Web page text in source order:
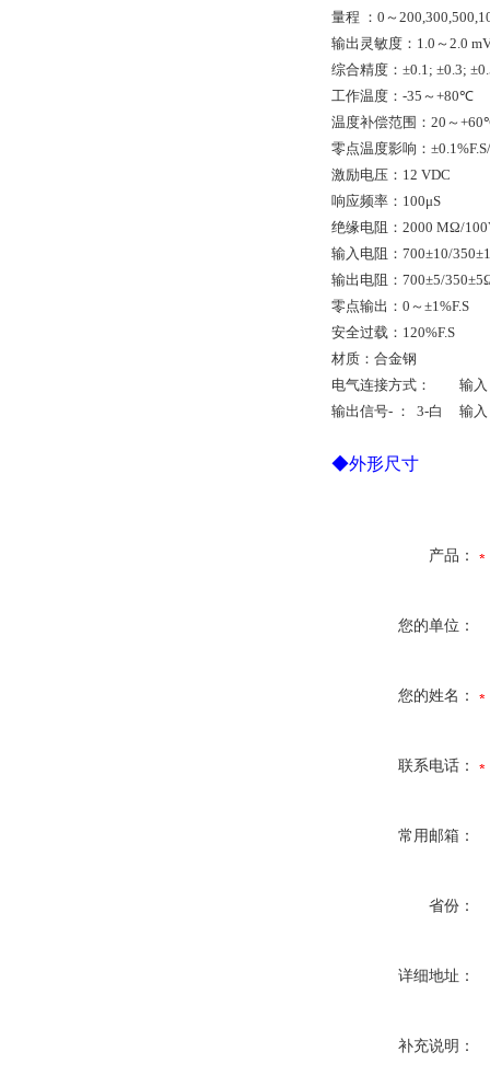
量程 ： 0 ～
输出灵敏度： 1.0 ～ 2.0
综合精度： ±0.1; ±0.3;
工作温度： -35 ～ +80℃
温度补偿范围： 20 ～ +60
零点温度影响：
激励电压： 12 VDC
响应频率： 100μS
绝缘电阻： 2000 MΩ/
输入电阻： 700±10/
输出电阻： 700±5/
零点输出： 0 ～ ±1%F.S
安全过载： 120%F.S
材质：合金钢
电气连接方式： 输入
输出信号- ： 3-白 输
◆外形尺寸
产品：
您的单位：
您的姓名：
联系电话：
常用邮箱：
省份：
详细地址：
补充说明：